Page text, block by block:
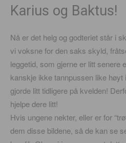
Karius og Baktus!
Nå er det helg og godteriet står i
vi voksne for den saks skyld,
leggetid, som gjerne er litt senere
kanskje ikke tannpussen like
gjorde litt tidligere på kvelden!
hjelpe dere litt!
Hvis ungene nekter, eller er for
dem disse bildene, så de kan se